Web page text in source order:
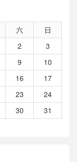
六
日
2
3
9
10
16
17
23
24
30
31